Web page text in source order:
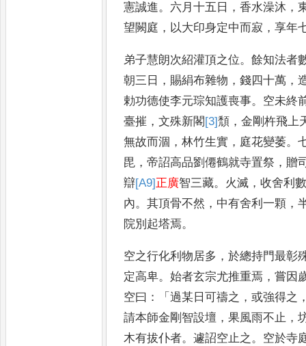
憲誠進。 六月十五日 ，香水澡沐 ，
望闕庭 ， 以大印身定中而寂 ，享年
弟子慧朗次紹灌頂之位。餘知法者
朝三日 ， 賜絹布雜物 ，錢四十萬 ，
勅功德使李元琮知護喪事。 空未終
臺摧 ，文殊新閣[3]頹 ，金剛杵飛上
無故而涸 ，林竹生實 ， 庭花變萎。
毘 ，帝詔高品劉僊鶴就寺置祭 ， 贈
辯[A9]正廣智三藏。 火滅 ，收舍利
內。其頂骨不然 ， 中有舍利一顆 ，
院別起塔焉。
空之行化利物居多 ，於總持門最彰
定高卑。始者玄宗尤推重焉 ，嘗因
空曰 ：「過某日可禱之 ，或強得之
請本師金剛智設壇 ，果風雨不止 ，
木有拔仆者。遽詔空止之。 空於寺